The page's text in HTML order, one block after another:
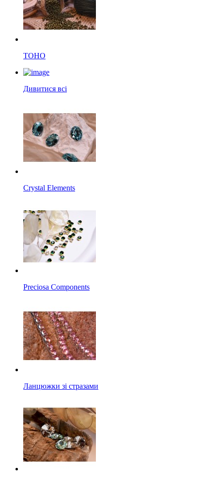
TOHO
Дивитися всі
Crystal Elements
Preciosa Components
Ланцюжки зі стразами